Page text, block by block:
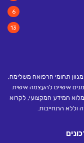
6
13
תחומי הרפואה משלימה,
אישיים להעצמה אישית
המידע המקצועי, לקרוא
וללא התחייבות.